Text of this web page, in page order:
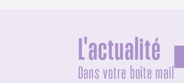
L'actualité
Dans votre boîte mail